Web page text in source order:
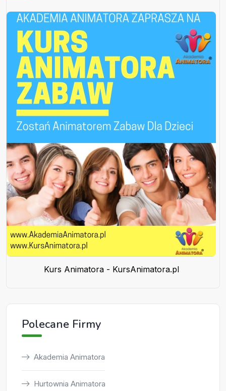
Kurs Animatora - KursAnimatora.pl
Polecane Firmy
Akademia Animatora
Hurtownia Animatora